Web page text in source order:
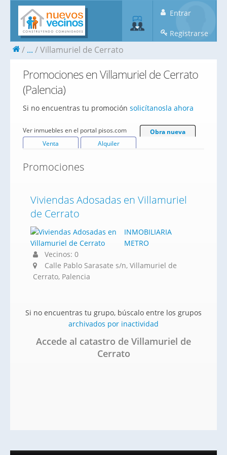
Entrar
Registrarse
... Villamuriel de Cerrato
Promociones en Villamuriel de Cerrato
(Palencia)
Si no encuentras tu promoción solicítanosla ahora
Ver inmuebles en el portal pisos.com
Obra nueva
Venta
Alquiler
Promociones
Viviendas Adosadas en Villamuriel
de Cerrato
INMOBILIARIA
METRO
Vecinos: 0
Calle Pablo Sarasate s/n, Villamuriel de
Cerrato, Palencia
Si no encuentras tu grupo, búscalo entre los grupos
archivados por inactividad
Accede al catastro de Villamuriel de
Cerrato